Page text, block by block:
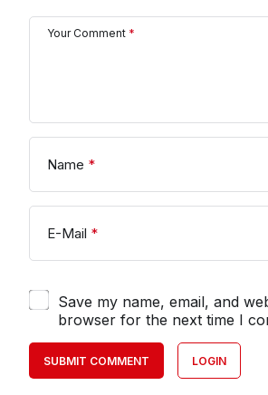
Your Comment *
Name *
E-Mail *
Save my name, email, and
browser for the next time I
SUBMIT COMMENT LOGIN